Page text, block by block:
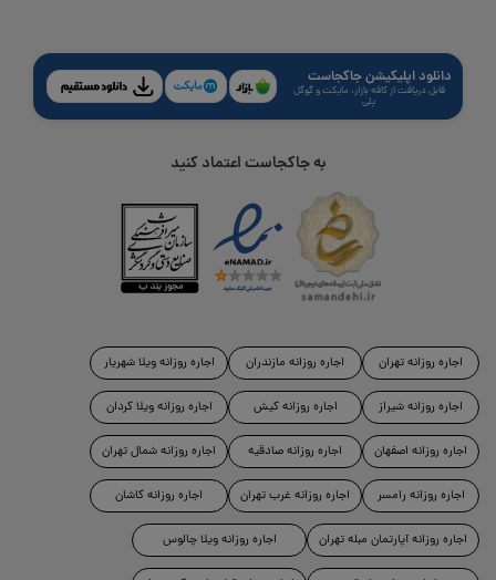
دانلود اپلیکیشن جاکجاست
قابل دریافت از کافه بازار، مایکت و گوگل
پلی
به جاکجاست اعتماد کنید
اجاره روزانه تهران
اجاره روزانه شیراز
اجاره روزانه اصفهان
اجاره روزانه رامسر
اجاره روزانه مازندران
اجاره روزانه کیش
اجاره روزانه صادقیه
اجاره روزانه غرب تهران
اجاره روزانه ویلا شهریار
اجاره روزانه ویلا کردان
اجاره روزانه شمال تهران
اجاره روزانه کاشان
اجاره روزانه آپارتمان مبله تهران اجاره روزانه ویلا چالوس